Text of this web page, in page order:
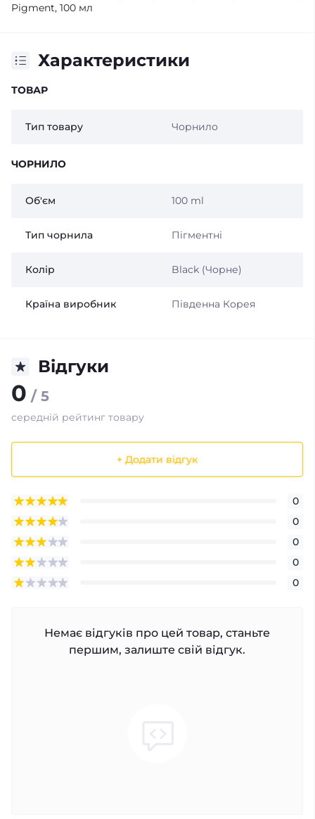
Pigment, 100 мл
Характеристики
ТОВАР
Тип товару Чорнило
ЧОРНИЛО
Об'єм 100 ml
Тип чорнила Пігментні
Колір Black (Чорне)
Країна виробник Південна Корея
Відгуки
0 / 5
середній рейтинг товару
+ Додати відгук
0
0
0
0
0
Немає відгуків про цей товар, станьте
першим, залиште свій відгук.